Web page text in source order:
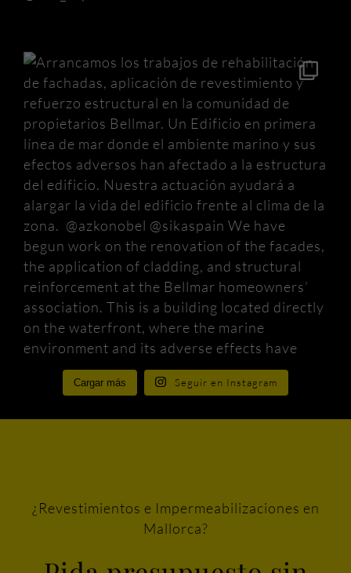
Cargar más Seguir en Instagram
¿Revestimientos e Impermeabilizaciones en
Mallorca?